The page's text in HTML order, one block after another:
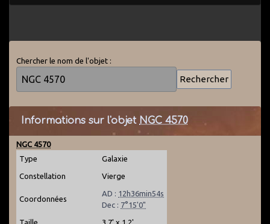
Chercher le nom de l'objet :
Informations sur l'objet NGC 4570
NGC 4570
Type
Galaxie
Constellation Vierge
Coordonnées
AD : 12h36min54s
Dec : 7°15'0"
Taille 3.7' x 1.2'